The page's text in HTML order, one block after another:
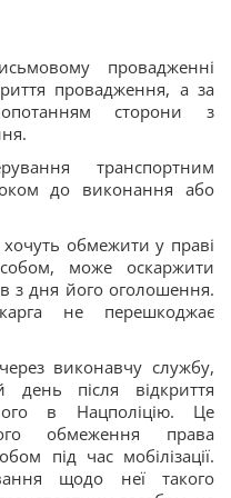
провадженні
провадження, а за
сторони з
транспортним
до виконання або
обмежити у праві
може оскаржити
з дня його оголошення.
не перешкоджає
виконавчу службу,
після відкриття
в Нацполіцію. Це
обмеження права
під час мобілізації.
щодо неї такого